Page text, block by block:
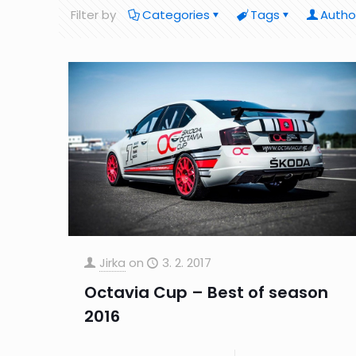
Filter by Categories Tags
Jirka on 3. 2. 2017
Octavia Cup – Best of season
2016